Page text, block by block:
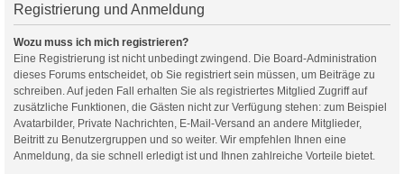
Registrierung und Anmeldung
Wozu muss ich mich registrieren?
Eine Registrierung ist nicht unbedingt zwingend. Die Board-Administration
dieses Forums entscheidet, ob Sie registriert sein müssen, um Beiträge zu
schreiben. Auf jeden Fall erhalten Sie als registriertes Mitglied Zugriff auf
zusätzliche Funktionen, die Gästen nicht zur Verfügung stehen: zum Beispiel
Avatarbilder, Private Nachrichten, E-Mail-Versand an andere Mitglieder,
Beitritt zu Benutzergruppen und so weiter. Wir empfehlen Ihnen eine
Anmeldung, da sie schnell erledigt ist und Ihnen zahlreiche Vorteile bietet.